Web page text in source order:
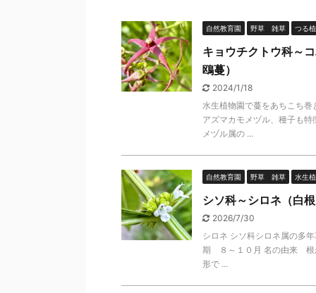
自然教育園 野草 雑草 つる
キョウチクトウ科～
鴎蔓）
2024/1/18
水生植物園で蔓をあちこち
アズマカモメヅル、種子も
メヅル属の ...
自然教育園 野草 雑草 水生
シソ科～シロネ（白根
2026/7/30
シロネ シソ科シロネ属の多
期 ８～１０月 名の由来 根
形で ...